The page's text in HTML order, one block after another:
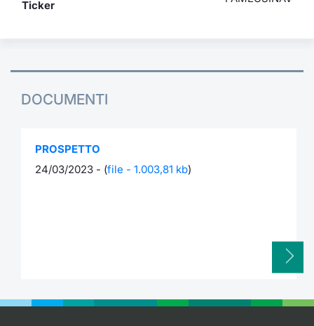
Ticker
DOCUMENTI
PROSPETTO
24/03/2023 - (file - 1.003,81 kb)